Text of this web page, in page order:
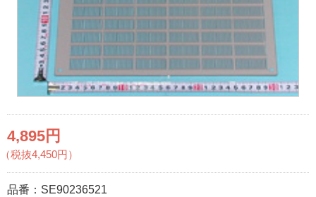
4,895円
（税抜4,450円）
品番： SE90236521